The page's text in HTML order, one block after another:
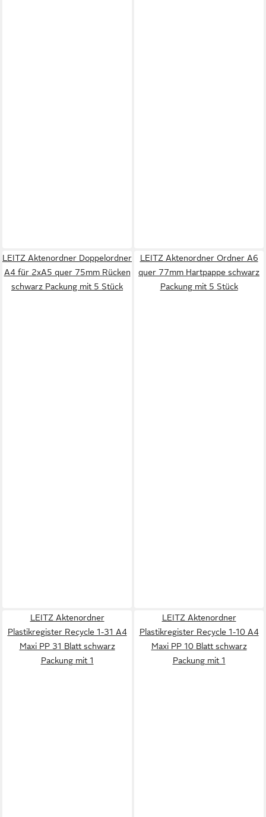
LEITZ Aktenordner Doppelordner
A4 für 2xA5 quer 75mm Rücken
schwarz Packung mit 5 Stück
LEITZ Aktenordner Ordner A6
quer 77mm Hartpappe schwarz
Packung mit 5 Stück
LEITZ Aktenordner
Plastikregister Recycle 1-31 A4
Maxi PP 31 Blatt schwarz
Packung mit 1
LEITZ Aktenordner
Plastikregister Recycle 1-10 A4
Maxi PP 10 Blatt schwarz
Packung mit 1